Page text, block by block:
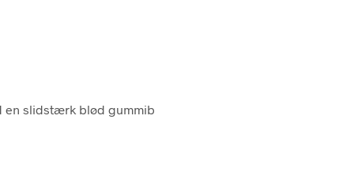
en slidstærk blød gummib